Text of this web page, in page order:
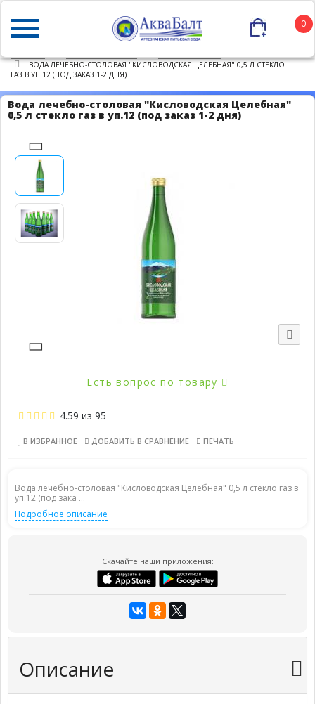
0
ВОДА ЛЕЧЕБНО-СТОЛОВАЯ "КИСЛОВОДСКАЯ ЦЕЛЕБНАЯ" 0,5 Л СТЕКЛО
ГАЗ В УП.12 (ПОД ЗАКАЗ 1-2 ДНЯ)
Вода лечебно-столовая "Кисловодская Целебная"
0,5 л стекло газ в уп.12 (под заказ 1-2 дня)
Есть вопрос по товару
4.59 из 95
В ИЗБРАННОЕ ДОБАВИТЬ В СРАВНЕНИЕ ПЕЧАТЬ
Вода лечебно-столовая "Кисловодская Целебная" 0,5 л стекло газ в
уп.12 (под зака ...
Подробное описание
Скачайте наши приложения:
Описание